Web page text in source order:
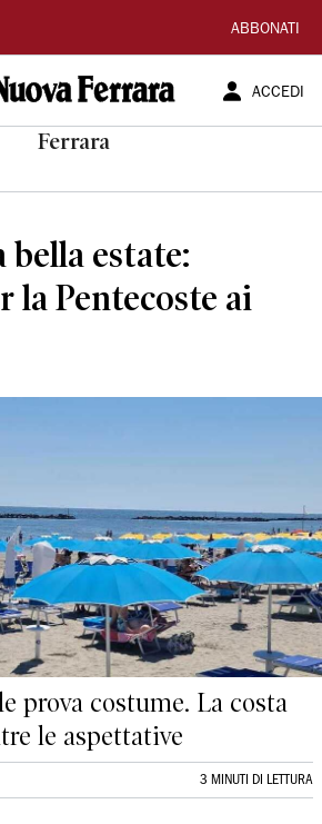
ABBONATI
ACCEDI
Ferrara
estate:
la Pentecoste ai
prova costume. La costa
le aspettative
3 MINUTI DI LETTURA